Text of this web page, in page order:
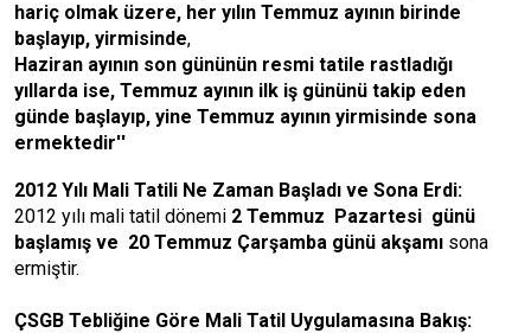
hariç olmak üzere, her yılın Temmuz ayının birinde
başlayıp, yirmisinde,
Haziran ayının son gününün resmi tatile rastladığı
yıllarda ise, Temmuz ayının ilk iş gününü takip eden
günde başlayıp, yine Temmuz ayının yirmisinde sona
ermektedir''
2012 Yılı Mali Tatili Ne Zaman Başladı ve Sona Erdi:
2012 yılı mali tatil dönemi 2 Temmuz Pazartesi günü
başlamış ve 20 Temmuz Çarşamba günü akşamı sona
ermiştir.
ÇSGB Tebliğine Göre Mali Tatil Uygulamasına Bakış: